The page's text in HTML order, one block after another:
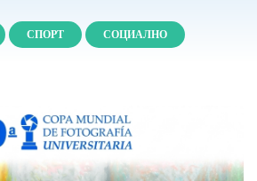
СПОРТ СОЦИАЛНО